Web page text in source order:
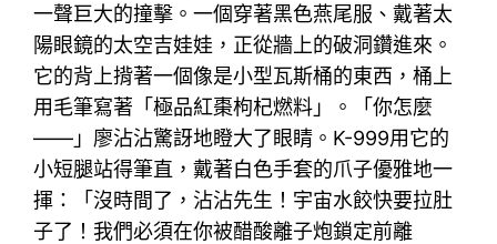
一聲巨大的撞擊。一個穿著黑色燕尾服、戴著太
陽眼鏡的太空吉娃娃，正從牆上的破洞鑽進來。
它的背上揹著一個像是小型瓦斯桶的東西，桶上
用毛筆寫著「極品紅棗枸杞燃料」。「你怎麼
——」廖沾沾驚訝地瞪大了眼睛。K-999用它的
小短腿站得筆直，戴著白色手套的爪子優雅地一
揮：「沒時間了，沾沾先生！宇宙水餃快要拉肚
子了！我們必須在你被醋酸離子炮鎖定前離